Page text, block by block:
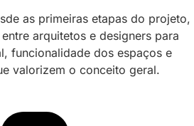
as primeiras etapas do projeto,
arquitetos e designers para
funcionalidade dos espaços e
valorizem o conceito geral.